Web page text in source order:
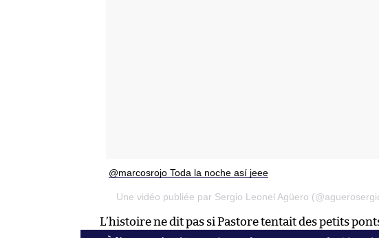
@marcosrojo Toda la noche así jeee
Une vidéo publiée par Sergio Leonel Agüero
L’histoire ne dit pas si Pastore tentait des petits